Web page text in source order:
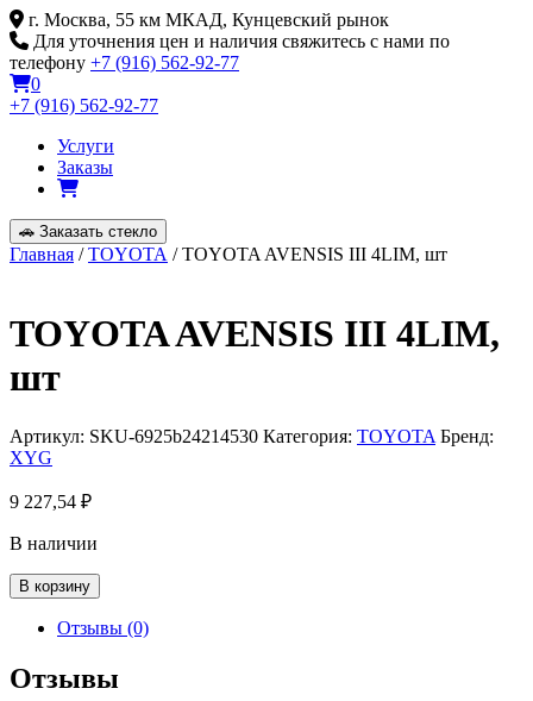
Skip
to
content
г. Москва, 55 км МКАД, Кунцевский рынок
Для уточнения цен и наличия свяжитесь с нами по
телефону +7 (916) 562-92-77
0
+7 (916) 562-92-77
Услуги
Заказы
🚗 Заказать стекло
Главная /TOYOTA / TOYOTA AVENSIS III 4LIM, шт
TOYOTA AVENSIS III 4LIM,
шт
Артикул: SKU-6925b24214530 Категория: TOYOTA Бренд:
XYG
9 227,54 ₽
В наличии
Количество
товара
TOYOTA
III
4LIM,
В корзину
Отзывы (0)
Отзывы